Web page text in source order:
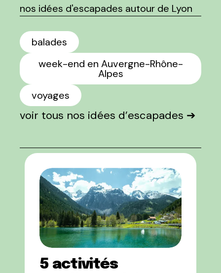
nos idées d'escapades autour de Lyon
balades
week-end en Auvergne-Rhône-
Alpes
voyages
voir tous nos idées d’escapades ➔
5 activités